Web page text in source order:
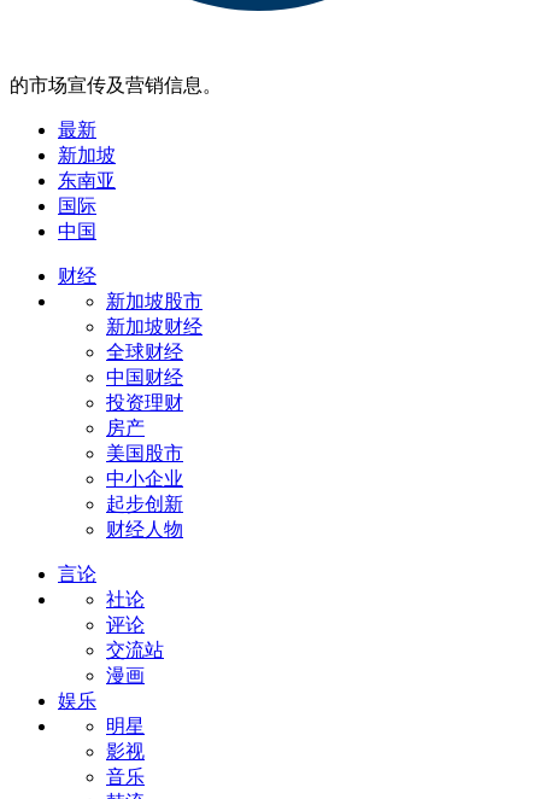
的市场宣传及营销信息。
最新
新加坡
东南亚
国际
中国
财经
新加坡股市
新加坡财经
全球财经
中国财经
投资理财
房产
美国股市
中小企业
起步创新
财经人物
言论
社论
评论
交流站
漫画
娱乐
明星
影视
音乐